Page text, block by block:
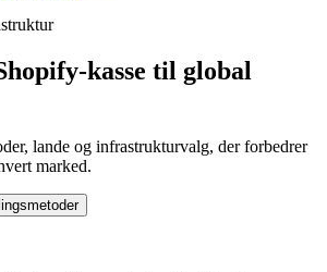
kasse til global
lande og infrastrukturvalg, der forbedrer
marked.